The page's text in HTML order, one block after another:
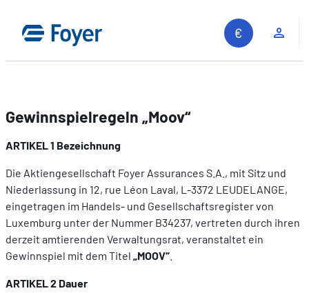
Inhalt
springen
Gewinnspielregeln „Moov“
ARTIKEL 1 Bezeichnung
Die Aktiengesellschaft Foyer Assurances S.A., mit Sitz und
Niederlassung in 12, rue Léon Laval, L-3372 LEUDELANGE,
eingetragen im Handels- und Gesellschaftsregister von
Luxemburg unter der Nummer B34237, vertreten durch ihren
derzeit amtierenden Verwaltungsrat, veranstaltet ein
Gewinnspiel mit dem Titel „MOOV“
ARTIKEL 2 Dauer